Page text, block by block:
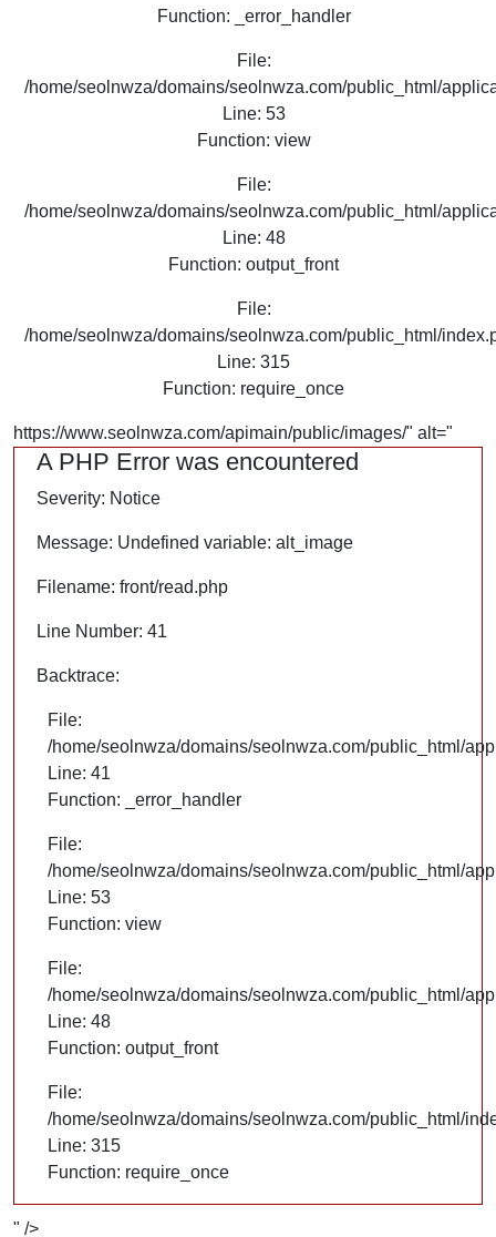
Function: _error_handler
File:
/home/seolnwza/domains/seolnwza.com/public_html/
Line: 53
Function: view
File:
/home/seolnwza/domains/seolnwza.com/public_html/
Line: 48
Function: output_front
File:
/home/seolnwza/domains/seolnwza.com/public_html/
Line: 315
Function: require_once
https://www.seolnwza.com/apimain/public/images/" alt="
A PHP Error was encountered
Severity: Notice
Message: Undefined variable: alt_image
Filename: front/read.php
Line Number: 41
Backtrace:
File:
/home/seolnwza/domains/seolnwza.com/public_html/
Line: 41
Function: _error_handler
File:
/home/seolnwza/domains/seolnwza.com/public_html/
Line: 53
Function: view
File:
/home/seolnwza/domains/seolnwza.com/public_html/
Line: 48
Function: output_front
File:
/home/seolnwza/domains/seolnwza.com/public_html/
Line: 315
Function: require_once
" />